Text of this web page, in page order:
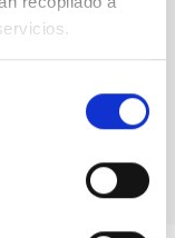
de los
mismo tiempo
de la Canary